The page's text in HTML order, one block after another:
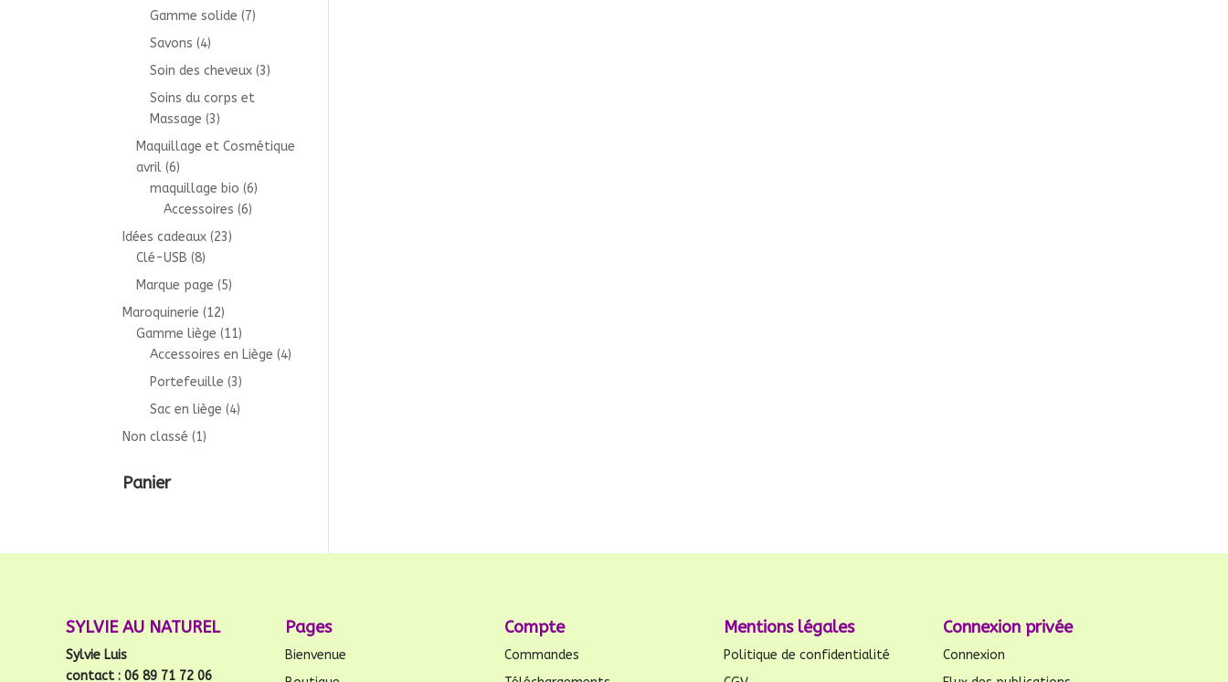
Gamme solide (7)
Savons (4)
Soin des cheveux (3)
Soins du corps et
Massage (3)
Maquillage et Cosmétique
avril (6)
maquillage bio (6)
Accessoires (6)
Idées cadeaux (23)
Clé-USB (8)
Marque page (5)
Maroquinerie (12)
Gamme liège (11)
Accessoires en Liège (4)
Portefeuille (3)
Sac en liège (4)
Non classé (1)
Panier
SYLVIE AU NATUREL
Sylvie Luis
contact : 06 89 71 72 06
Pages
Bienvenue
Compte
Commandes
Mentions légales
Politique de confidentialité
Connexion privée
Connexion